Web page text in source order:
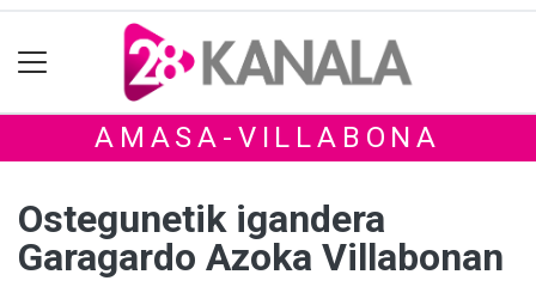
AMASA-VILLABONA
Ostegunetik igandera
Garagardo Azoka Villabonan